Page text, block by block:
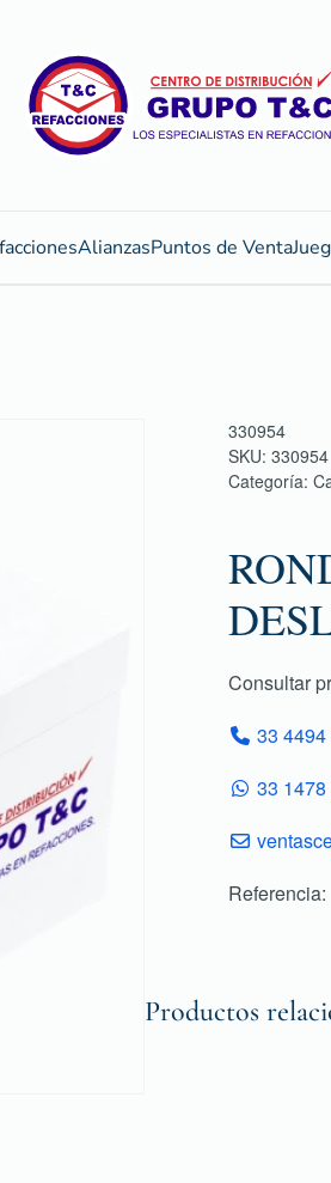
AlianzasPuntos de Venta
330954
SKU: 330954
Categoría:
Consultar
33 4494
33 1478
Referencia:
Productos